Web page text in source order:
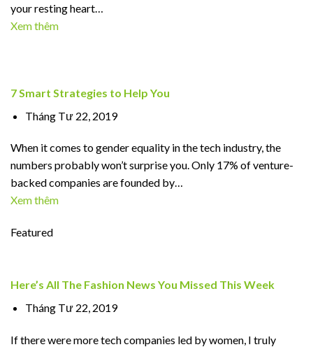
your resting heart…
Xem thêm
7 Smart Strategies to Help You
Tháng Tư 22, 2019
When it comes to gender equality in the tech industry, the
numbers probably won’t surprise you. Only 17% of venture-
backed companies are founded by…
Xem thêm
Featured
Here’s All The Fashion News You Missed This Week
Tháng Tư 22, 2019
If there were more tech companies led by women, I truly